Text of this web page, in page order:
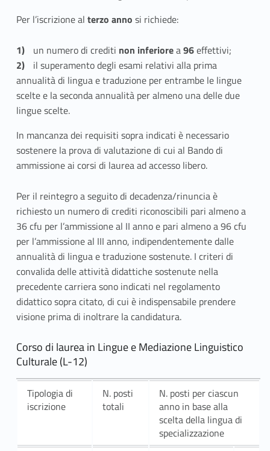
Per l’iscrizione al terzo anno si richiede:
un numero di crediti non inferiorea96effettivi;
il superamento degli esami relativi alla prima
annualità di lingua e traduzione per entrambe le lingue
scelte e la seconda annualità per almeno una delle due
lingue scelte.
In mancanza dei requisiti sopra indicati è necessario
sostenere la prova di valutazione di cui al Bando di
ammissione ai corsi di laurea ad accesso libero.
Per il reintegro a seguito di decadenza/rinuncia è
richiesto un numero di crediti riconoscibili pari almeno a
36 cfu per l’ammissione al II anno e pari almeno a 96 cfu
per l’ammissione al III anno, indipendentemente dalle
annualità di lingua e traduzione sostenute. I criteri di
convalida delle attività didattiche sostenute nella
precedente carriera sono indicati nel regolamento
didattico sopra citato, di cui è indispensabile prendere
visione prima di inoltrare la candidatura.
Corso di laurea in Lingue e Mediazione Linguistico
Culturale (L-12)
Tipologia di
iscrizione
N. posti
totali
N. posti per ciascun
anno in base alla
scelta della lingua di
specializzazione